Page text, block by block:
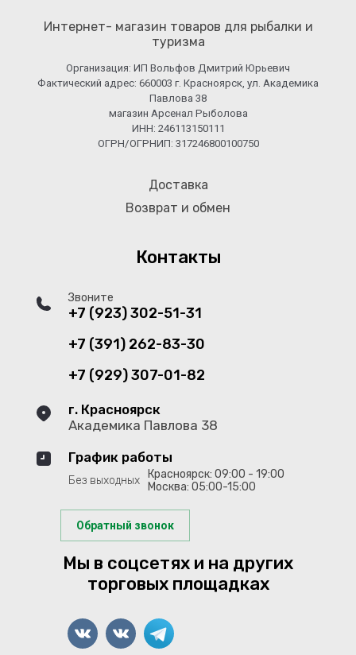
Интернет- магазин товаров для рыбалки и
туризма
Организация: ИП Вольфов Дмитрий Юрьевич
Фактический адрес: 660003 г. Красноярск, ул. Академика
Павлова 38
магазин Арсенал Рыболова
ИНН: 246113150111
ОГРН/ОГРНИП: 317246800100750
Доставка
Возврат и обмен
Контакты
Звоните
+7 (923) 302-51-31
+7 (391) 262-83-30
+7 (929) 307-01-82
г. Красноярск
Академика Павлова 38
График работы
Без выходных
Красноярск: 09:00 - 19:00
Москва: 05:00-15:00
Обратный звонок
Мы в соцсетях и на других
торговых площадках